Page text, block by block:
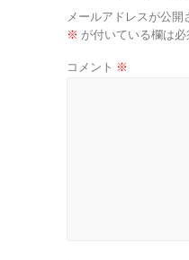
メールアドレスが公開
※ が付いている欄は
コメント ※